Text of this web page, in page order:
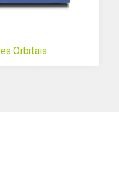
Orbitais